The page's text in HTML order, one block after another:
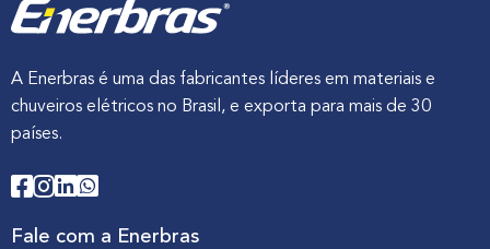
A Enerbras é uma das fabricantes líderes em materiais e
chuveiros elétricos no Brasil, e exporta para mais de 30
países.
Fale com a Enerbras